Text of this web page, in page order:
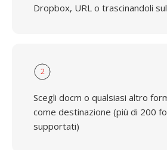
Dropbox, URL o trascinandoli
2
Scegli docm o qualsiasi altro
come destinazione (più di 200
supportati)